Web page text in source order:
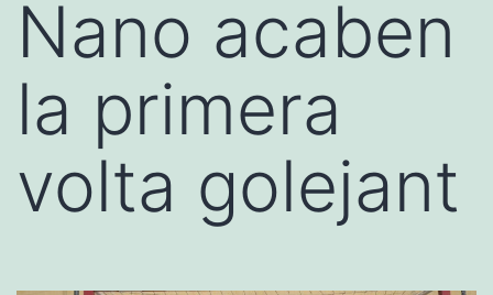
Nano acaben
la primera
volta golejant